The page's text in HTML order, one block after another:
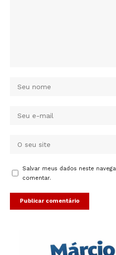
Salvar meus dados neste
comentar.